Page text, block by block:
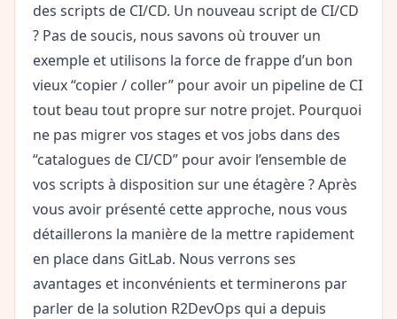
des scripts de CI/CD. Un nouveau script de CI/CD
? Pas de soucis, nous savons où trouver un
exemple et utilisons la force de frappe d’un bon
vieux “copier / coller” pour avoir un pipeline de CI
tout beau tout propre sur notre projet. Pourquoi
ne pas migrer vos stages et vos jobs dans des
“catalogues de CI/CD” pour avoir l’ensemble de
vos scripts à disposition sur une étagère ? Après
vous avoir présenté cette approche, nous vous
détaillerons la manière de la mettre rapidement
en place dans GitLab. Nous verrons ses
avantages et inconvénients et terminerons par
parler de la solution R2DevOps qui a depuis